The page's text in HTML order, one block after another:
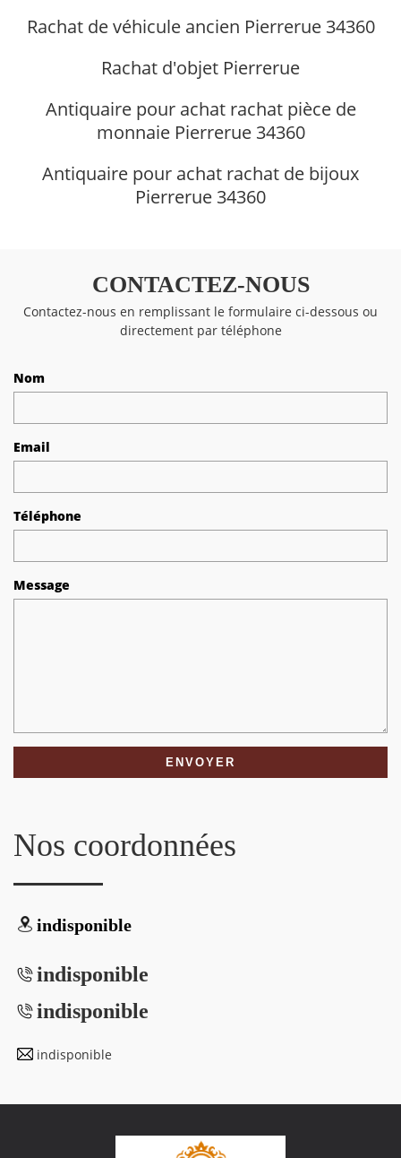
Rachat de véhicule ancien Pierrerue 34360
Rachat d'objet Pierrerue
Antiquaire pour achat rachat pièce de
monnaie Pierrerue 34360
Antiquaire pour achat rachat de bijoux
Pierrerue 34360
CONTACTEZ-NOUS
Contactez-nous en remplissant le formulaire ci-dessous ou
directement par téléphone
Nom
Email
Téléphone
Message
Nos coordonnées
indisponible
indisponible
indisponible
indisponible